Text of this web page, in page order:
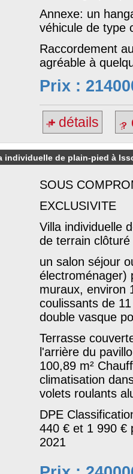
Annexe: un
véhicule de type
Raccordement
agréable à
Prix :
détails
individuelle de plain-pied à
SOUS
EXCLUSIVITE
Villa individuelle
de terrain
un salon séjour
électroménager)
muraux, environ
coulissants de
double vasque
Terrasse
l'arrière du
100,89 m²
climatisation
volets roulants
DPE
440 € et 1 990 €
2021